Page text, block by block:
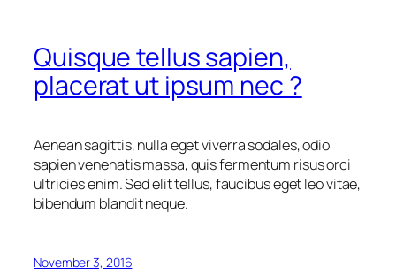
Quisque tellus sapien,
placerat ut ipsum nec ?
Aenean sagittis, nulla eget viverra sodales, odio
sapien venenatis massa, quis fermentum risus orci
ultricies enim. Sed elit tellus, faucibus eget leo vitae,
bibendum blandit neque.
November 3, 2016